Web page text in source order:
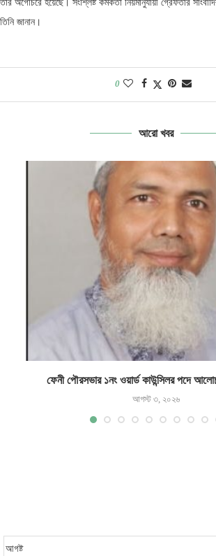
তার অগোচরে হয়েছে। সংশ্লিষ্ট কর্মকর্তা নিয়মানুযায়ী গ্রেফতার
তিনি জানান।
0
আরো খবর
ফেনী পৌরসভার ১নং ওয়ার্ড কাউন্সিলর পদে
আগস্ট ৩, ২০২৬